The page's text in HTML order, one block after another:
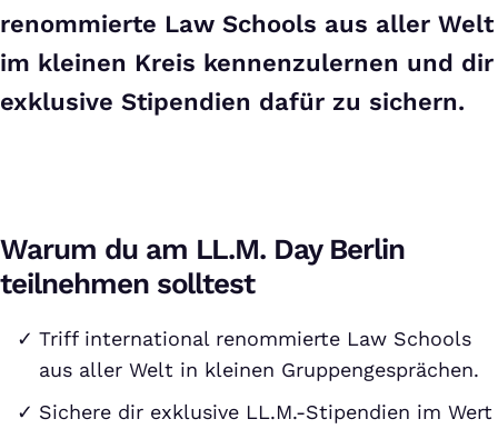
renommierte Law Schools aus aller Welt
im kleinen Kreis kennenzulernen und dir
exklusive Stipendien dafür zu sichern.
Warum du am LL.M. Day Berlin
teilnehmen solltest
Triff international renommierte Law Schools
aus aller Welt in kleinen Gruppengesprächen.
Sichere dir exklusive LL.M.-Stipendien im Wert